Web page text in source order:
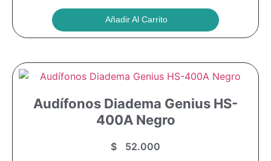
Añadir Al Carrito
Audífonos Diadema Genius HS-
400A Negro
$ 52.000